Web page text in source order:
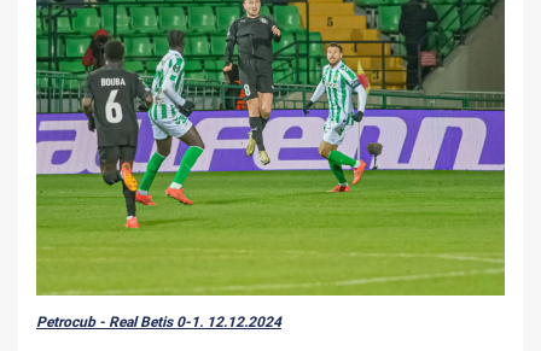
Petrocub - Real Betis 0-1. 12.12.2024